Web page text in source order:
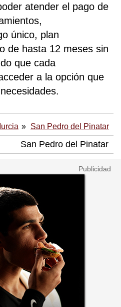
atender el pago de
único, plan
de hasta 12 meses sin
que cada
a la opción que
San Pedro del Pinatar
San Pedro del Pinatar